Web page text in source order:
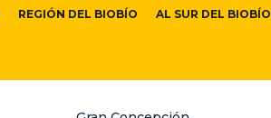
REGIÓN DEL BIOBÍO AL SUR DEL BIOBÍO